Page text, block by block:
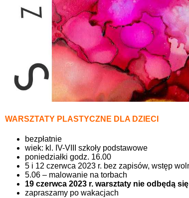
WARSZTATY PLASTYCZNE DLA DZIECI
bezpłatnie
wiek: kl. IV-VIII szkoły podstawowe
poniedziałki godz. 16.00
5 i 12 czerwca 2023 r. bez zapisów, wstęp
5.06 – malowanie na torbach
19 czerwca 2023 r. warsztaty nie odbędą się
zapraszamy po wakacjach